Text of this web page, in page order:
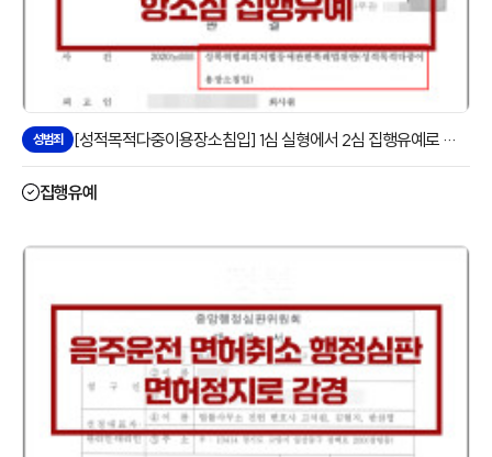
성범죄 [성적목적다중이용장소침입] 1심 실형에서 2심 집행유예로 방어
집행유예